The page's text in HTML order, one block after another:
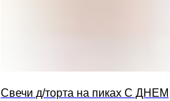
Свечи д/торта на пиках С ДНЕМ